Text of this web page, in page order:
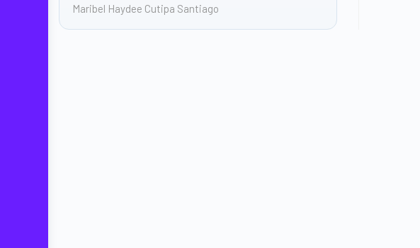
Maribel Haydee Cutipa Santiago